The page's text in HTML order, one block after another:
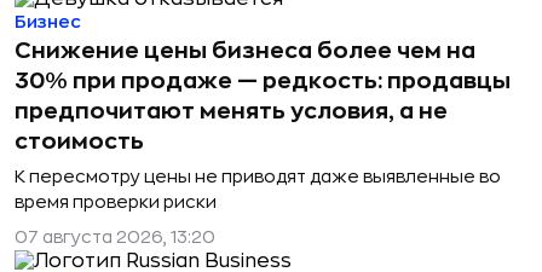
Снижение цены бизнеса более чем на
30% при продаже — редкость: продавцы
предпочитают менять условия, а не
стоимость
К пересмотру цены не приводят даже выявленные во
время проверки риски
Бизнес
07 августа 2026, 13:20